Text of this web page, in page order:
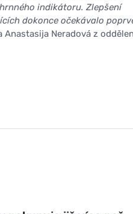
indikátoru. Zlepšení
dokonce očekávalo
Anastasija Neradová z